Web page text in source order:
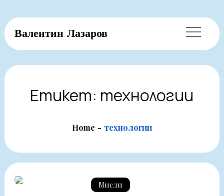
Skip
to
content
Валентин Лазаров
Етикет: технологии
Home технологии
Мисли